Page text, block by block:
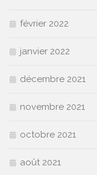
février 2022
janvier 2022
décembre 2021
novembre 2021
octobre 2021
août 2021